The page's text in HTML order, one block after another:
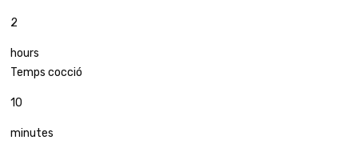
2
hours
Temps cocció
10
minutes